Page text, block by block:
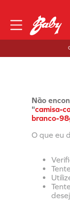
Não
"camisa-
branco-
O que eu